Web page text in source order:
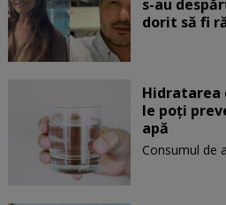
s-au
dorit să fi
Hidratarea
le poți
apă
Consumul de